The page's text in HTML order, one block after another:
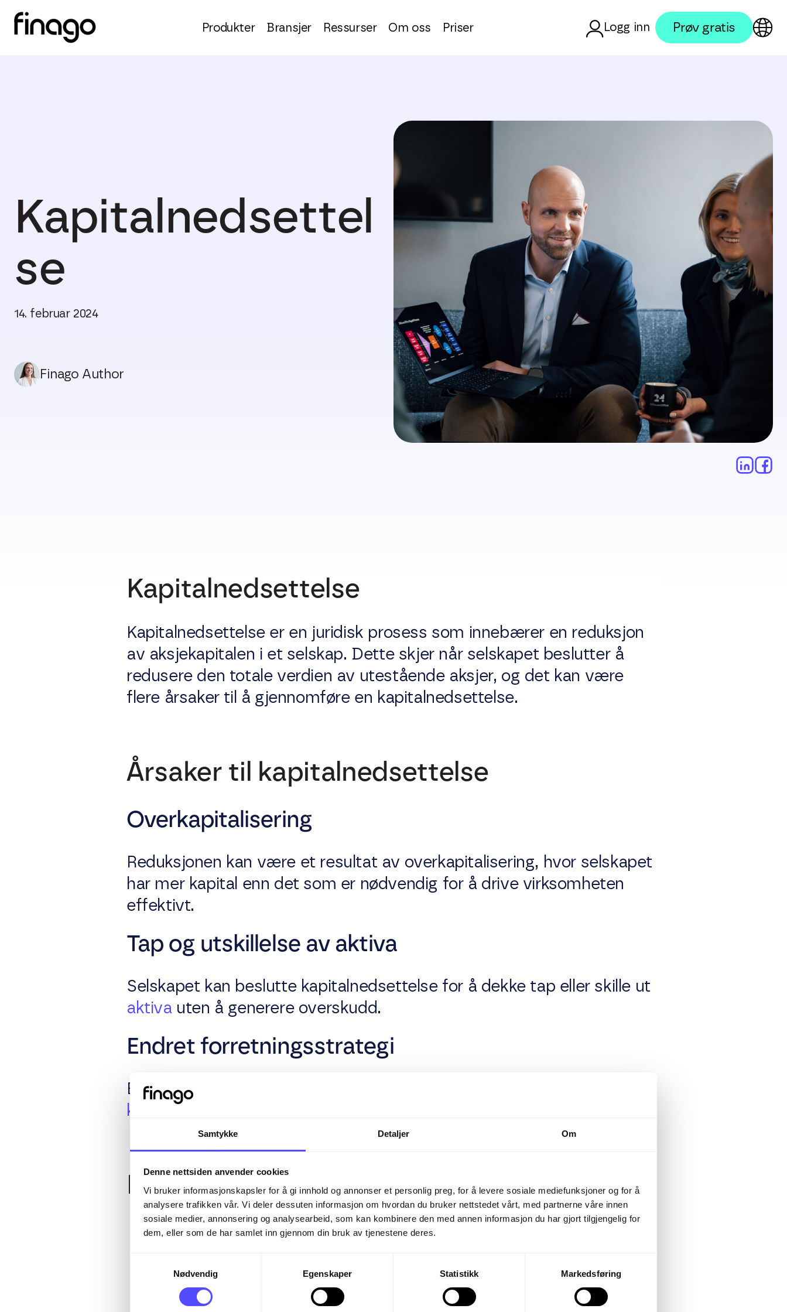
Samtykke Detaljer Om
Denne nettsiden anvender cookies
Vi bruker informasjonskapsler for å gi innhold og annonser et personlig preg, for å levere sosiale mediefunksjoner og for å
analysere trafikken vår. Vi deler dessuten informasjon om hvordan du bruker nettstedet vårt, med partnerne våre innen
sosiale medier, annonsering og analysearbeid, som kan kombinere den med annen informasjon du har gjort tilgjengelig for
dem, eller som de har samlet inn gjennom din bruk av tjenestene deres.
Nødvendig
Egenskaper Statistikk Markedsføring
Produkter Bransjer Ressurser Om oss Priser Logg inn Prøv gratis
Kapitalnedsettel
se
14. februar 2024
Finago Author
Kapitalnedsettelse
Kapitalnedsettelse er en juridisk prosess som innebærer en reduksjon
av aksjekapitalen i et selskap. Dette skjer når selskapet beslutter å
redusere den totale verdien av utestående aksjer, og det kan være
flere årsaker til å gjennomføre en kapitalnedsettelse.
Årsaker til kapitalnedsettelse
Overkapitalisering
Reduksjonen kan være et resultat av overkapitalisering, hvor selskapet
har mer kapital enn det som er nødvendig for å drive virksomheten
effektivt.
Tap og utskillelse av aktiva
Selskapet kan beslutte kapitalnedsettelse for å dekke tap eller skille ut
aktivauten å generere overskudd.
Endret forretningsstrategi
En endring i selskapets forretningsstrategi kan føre til mindre behov for
kapital
Konsekvenser av kapitalnedsettelse
Aksjeinndragning: Aksjer kan inndras eller annulleres som en del
Gjeldsreduksjon:
Kapitalnedsettelse kan brukes til å redusere